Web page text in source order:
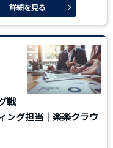
詳細を見る
戦
ング担当｜楽楽クラウ